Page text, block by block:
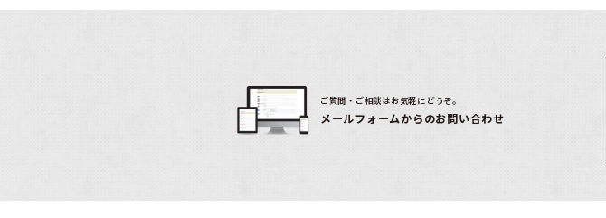
ご質問・ご相談はお気軽にどうぞ。
メールフォームからのお問い合わせ